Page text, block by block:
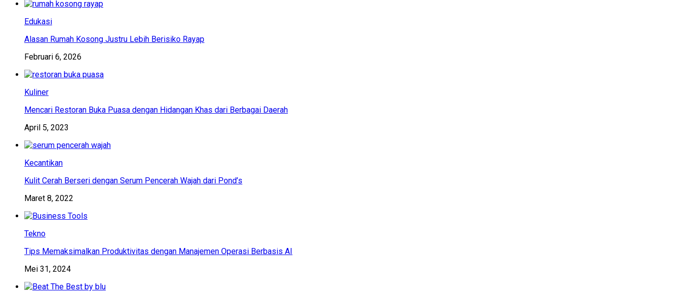
Edukasi
Alasan Rumah Kosong Justru Lebih Berisiko Rayap
Februari 6, 2026
Kuliner
Mencari Restoran Buka Puasa dengan Hidangan Khas dari Berbagai Daerah
April 5, 2023
Kecantikan
Kulit Cerah Berseri dengan Serum Pencerah Wajah dari Pond’s
Maret 8, 2022
Tekno
Tips Memaksimalkan Produktivitas dengan Manajemen Operasi Berbasis AI
Mei 31, 2024